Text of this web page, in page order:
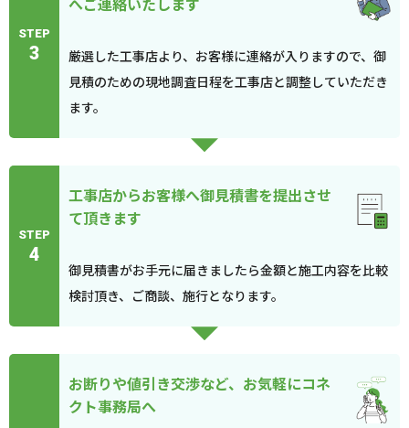
STEP
3
厳選した工事店より、お客様に連絡が入りますので、御
見積のための現地調査日程を工事店と調整していただき
ます。
STEP
4
工事店からお客様へ御見積書を提出させ
て頂きます
御見積書がお手元に届きましたら金額と施工内容を比較
検討頂き、ご商談、施行となります。
お断りや値引き交渉など、お気軽にコネ
クト事務局へ